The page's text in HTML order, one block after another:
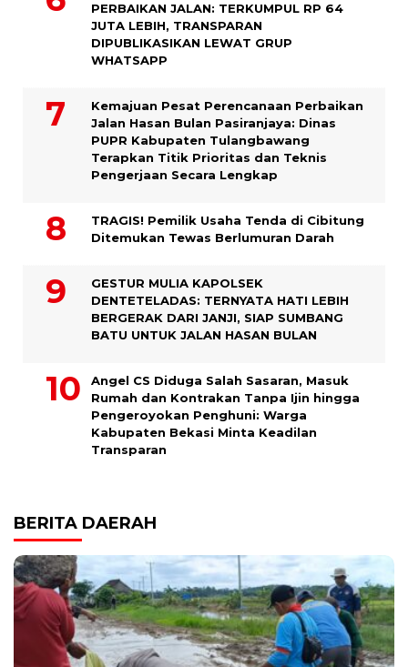
PERBAIKAN JALAN: TERKUMPUL RP 64
JUTA LEBIH, TRANSPARAN
DIPUBLIKASIKAN LEWAT GRUP
WHATSAPP
Kemajuan Pesat Perencanaan Perbaikan
Jalan Hasan Bulan Pasiranjaya: Dinas
PUPR Kabupaten Tulangbawang
Terapkan Titik Prioritas dan Teknis
Pengerjaan Secara Lengkap
TRAGIS! Pemilik Usaha Tenda di Cibitung
Ditemukan Tewas Berlumuran Darah
GESTUR MULIA KAPOLSEK
DENTETELADAS: TERNYATA HATI LEBIH
BERGERAK DARI JANJI, SIAP SUMBANG
BATU UNTUK JALAN HASAN BULAN
Angel CS Diduga Salah Sasaran, Masuk
Rumah dan Kontrakan Tanpa Ijin hingga
Pengeroyokan Penghuni: Warga
Kabupaten Bekasi Minta Keadilan
Transparan
BERITA DAERAH